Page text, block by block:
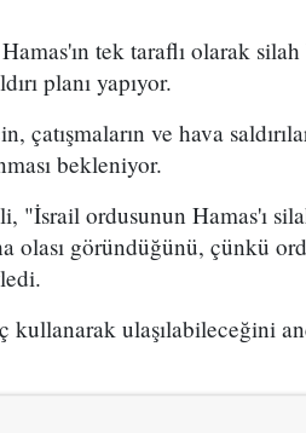
tek taraflı olarak silah
planı yapıyor.
ve hava
bekleniyor.
ordusunun Hamas'ı
olası göründüğünü, çünkü
kullanarak ulaşılabileceğini